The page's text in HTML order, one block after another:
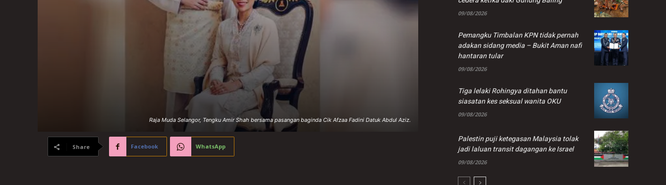
Raja Muda Selangor, Tengku Amir Shah bersama pasangan baginda Cik Afzaa Fadini Datuk Abdul Aziz.
Share Facebook WhatsApp
09/08/2026
Pemangku Timbalan KPN tidak pernah
adakan sidang media – Bukit Aman nafi
hantaran tular
09/08/2026
Tiga lelaki Rohingya ditahan bantu
siasatan kes seksual wanita OKU
09/08/2026
Palestin puji ketegasan Malaysia tolak
jadi laluan transit dagangan ke Israel
09/08/2026